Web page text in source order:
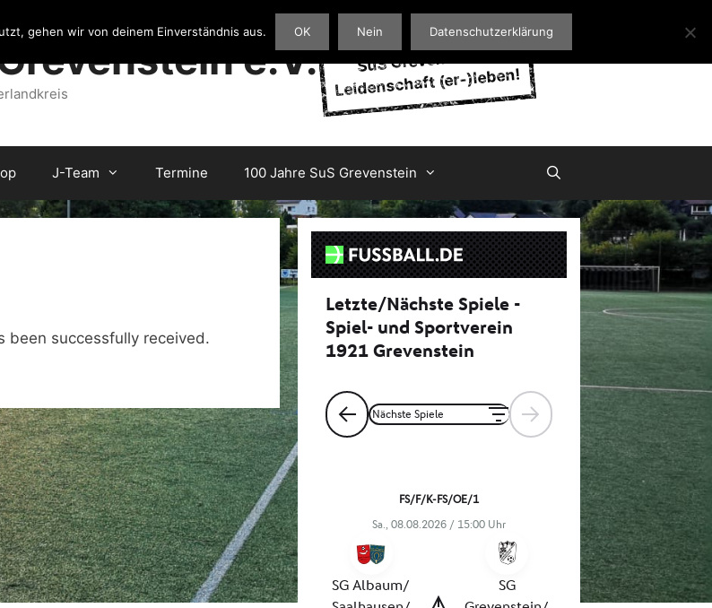
e.V. SuS Grevenstein -
Leidenschaft (er-)leben!
J-Team Termine 100 Jahre SuS Grevenstein
been successfully received.
gehen wir von deinem Einverständnis aus. OK Nein Datenschutzerklärung